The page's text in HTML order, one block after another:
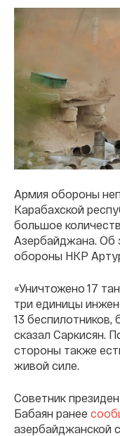
Армия обороны
Карабахской
большое
Азербайджана. Об
обороны НКР
«Уничтожено 17
три единицы
13
сказал Саркисян.
стороны также
живой силе.
Советник
Бабаян ранее
азербайджанской